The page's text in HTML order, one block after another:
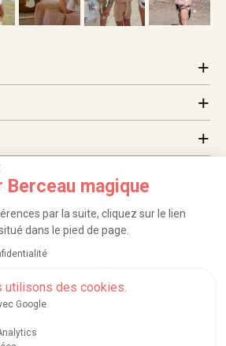
Berceau magique
par la suite, cliquez sur le lien
dans le pied de page.
utilisons des cookies.
Google
|Rappels de produits|Protection des données
Conditions générales de ventes
de paiement sécurisés